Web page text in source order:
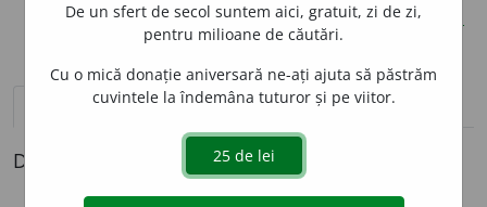
opțiuni
definiții (1)
Definiția cu ID-ul 785396:
De un sfert de secol suntem aici, gratuit, zi de zi,
pentru milioane de căutări.
Cu o mică donație aniversară ne-ați ajuta să păstrăm
cuvintele la îndemâna tuturor și pe viitor.